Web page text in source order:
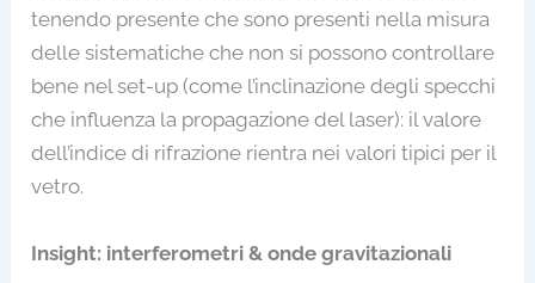
tenendo presente che sono presenti nella misura
delle sistematiche che non si possono controllare
bene nel set-up (come l’inclinazione degli specchi
che influenza la propagazione del laser): il valore
dell’indice di rifrazione rientra nei valori tipici per il
vetro.
Insight: interferometri & onde gravitazionali